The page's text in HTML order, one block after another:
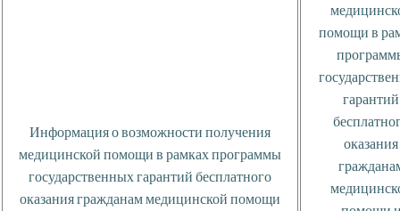
Информация о возможности получения
медицинской помощи в рамках программы
государственных гарантий бесплатного
оказания гражданам медицинской помощи
помощи в
гарантий
оказания